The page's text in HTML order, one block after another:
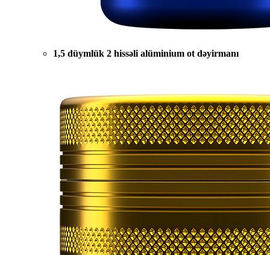
1,5 düymlük 2 hissəli alüminium ot dəyirmanı